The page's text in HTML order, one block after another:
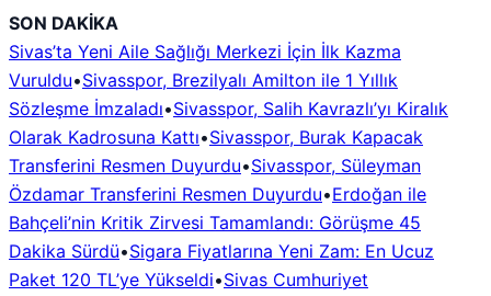
İçeriğe
geç
SON DAKİKA
Sivas’ta Yeni Aile Sağlığı Merkezi İçin İlk Kazma
Vuruldu•Sivasspor, Brezilyalı Amilton ile 1 Yıllık
Sözleşme İmzaladı•Sivasspor, Salih Kavrazlı’yı Kiralık
Olarak Kadrosuna Kattı•Sivasspor, Burak Kapacak
Transferini Resmen Duyurdu•Sivasspor, Süleyman
Özdamar Transferini Resmen Duyurdu•Erdoğan ile
Bahçeli’nin Kritik Zirvesi Tamamlandı: Görüşme 45
Dakika Sürdü•Sigara Fiyatlarına Yeni Zam: En Ucuz
Paket 120 TL’ye Yükseldi•Sivas Cumhuriyet